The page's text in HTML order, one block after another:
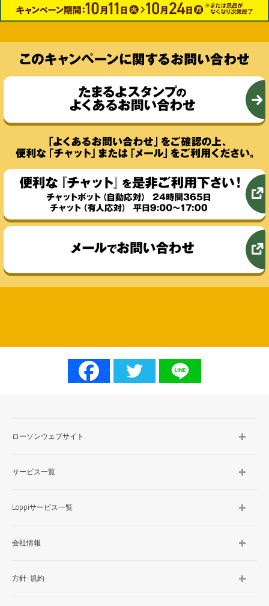
ローソンウェブサイト
サービス一覧
Loppiサービス一覧
会社情報
方針･規約